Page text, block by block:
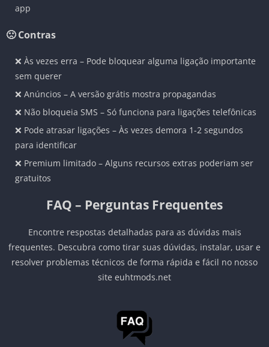
app
🙁 Contras
❌ Às vezes erra – Pode bloquear alguma ligação importante
sem querer
❌ Anúncios – A versão grátis mostra propagandas
❌ Não bloqueia SMS – Só funciona para ligações telefônicas
❌ Pode atrasar ligações – Às vezes demora 1-2 segundos
para identificar
❌ Premium limitado – Alguns recursos extras poderiam ser
gratuitos
FAQ – Perguntas Frequentes
Encontre respostas detalhadas para as dúvidas mais
frequentes. Descubra como tirar suas dúvidas, instalar, usar e
resolver problemas técnicos de forma rápida e fácil no nosso
site euhtmods.net